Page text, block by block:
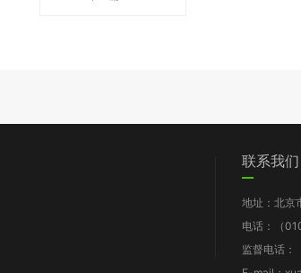
联系我们
地址：北京
电话：（
监督电话：